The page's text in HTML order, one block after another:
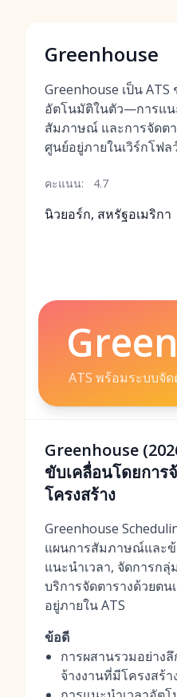
Greenhouse
Greenhouse เป็น
อัตโนมัติในตัว—การแน
สัมภาษณ์ และการจัดต
ศูนย์อยู่ภายในเวิร์กโฟล
คะแนน: 4.7
นิวยอร์ก, สหรัฐอเมริกา
ATS พร้อมระบบจั
Greenhouse
ขับเคลื่อนโดยการ
โครงสร้าง
Greenhouse
แผนการสัมภาษณ์และข้
แนะนำเวลา, จัดการก
บริการจัดตารางด้วยต
อยู่ภายใน ATS
ข้อดี
การผสานรวมอย่าง
จ้างงานที่มีโครงสร้